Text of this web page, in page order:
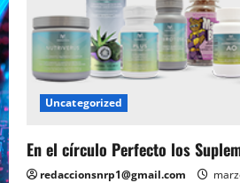
Uncategorized
En el círculo Perfecto los
redaccionsnrp1@gmail.com